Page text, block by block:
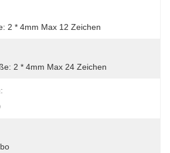
2 * 4mm Max 12 Zeichen
2 * 4mm Max 24 Zeichen